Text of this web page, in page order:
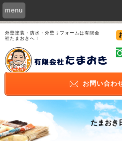
menu
外壁塗装・防水・外壁リフォームは有限会
社たまおきへ！
お問い合わ
たまおき